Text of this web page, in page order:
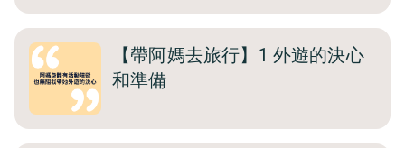
【帶阿媽去旅行】1 外遊的決心
和準備